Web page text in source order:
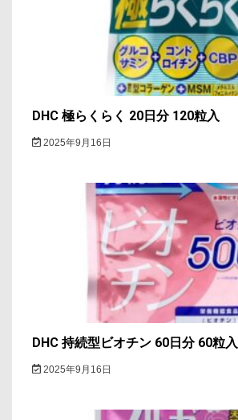
DHC 極らくらく 20日分 120粒入
2025年9月16日
DHC 持続型ビオチン 60日分 60粒入
2025年9月16日